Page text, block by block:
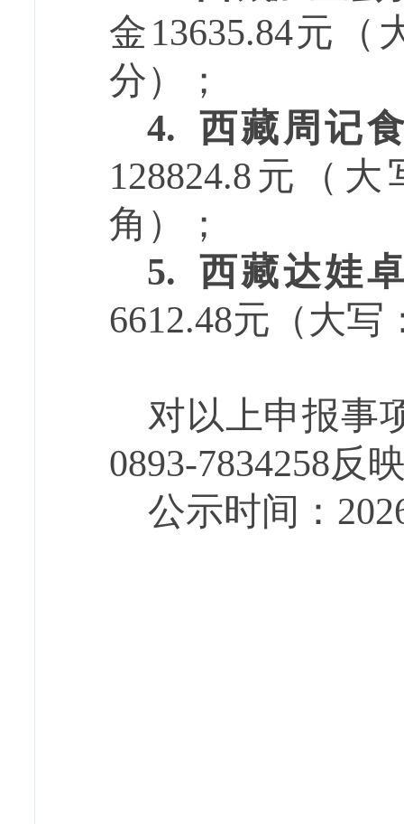
金13635.84元
分）；
4.
西藏周记
128824.8元（
角）；
5.
西藏达娃
6612.48元（大
对以上申报事
0893-7834258反
公示时间： 202